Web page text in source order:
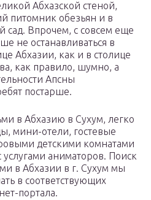
Абхазской стеной,
питомник обезьян и в
сад. Впрочем, с совсем еще
не останавливаться в
Абхазии, как и в столице
как правило, шумно, а
Апсны
постарше.
в Абхазию в Сухум, легко
мини-отели, гостевые
детскими комнатами
аниматоров. Поиск
в Абхазии в г. Сухум мы
в соответствующих
портала.